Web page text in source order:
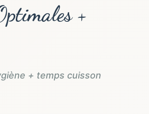
+
+ temps cuisson